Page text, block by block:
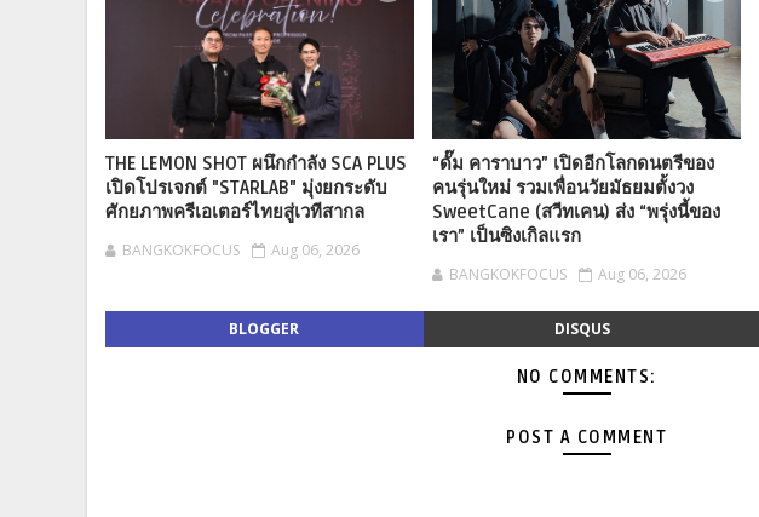
THE LEMON SHOT ผนึกกำลัง SCA PLUS
เปิดโปรเจกต์ "STARLAB" มุ่งยกระดับ
ศักยภาพครีเอเตอร์ไทยสู่เวทีสากล
BANGKOKFOCUS Aug 06, 2026
“ดั๊ม คาราบาว” เปิดอีกโลกดนตรีของ
คนรุ่นใหม่ รวมเพื่อนวัยมัธยมตั้งวง
SweetCane (สวีทเคน) ส่ง “พรุ่งนี้ของ
เรา” เป็นซิงเกิลแรก
BANGKOKFOCUS Aug 06, 2026
BLOGGER DISQUS
NO COMMENTS:
POST A COMMENT